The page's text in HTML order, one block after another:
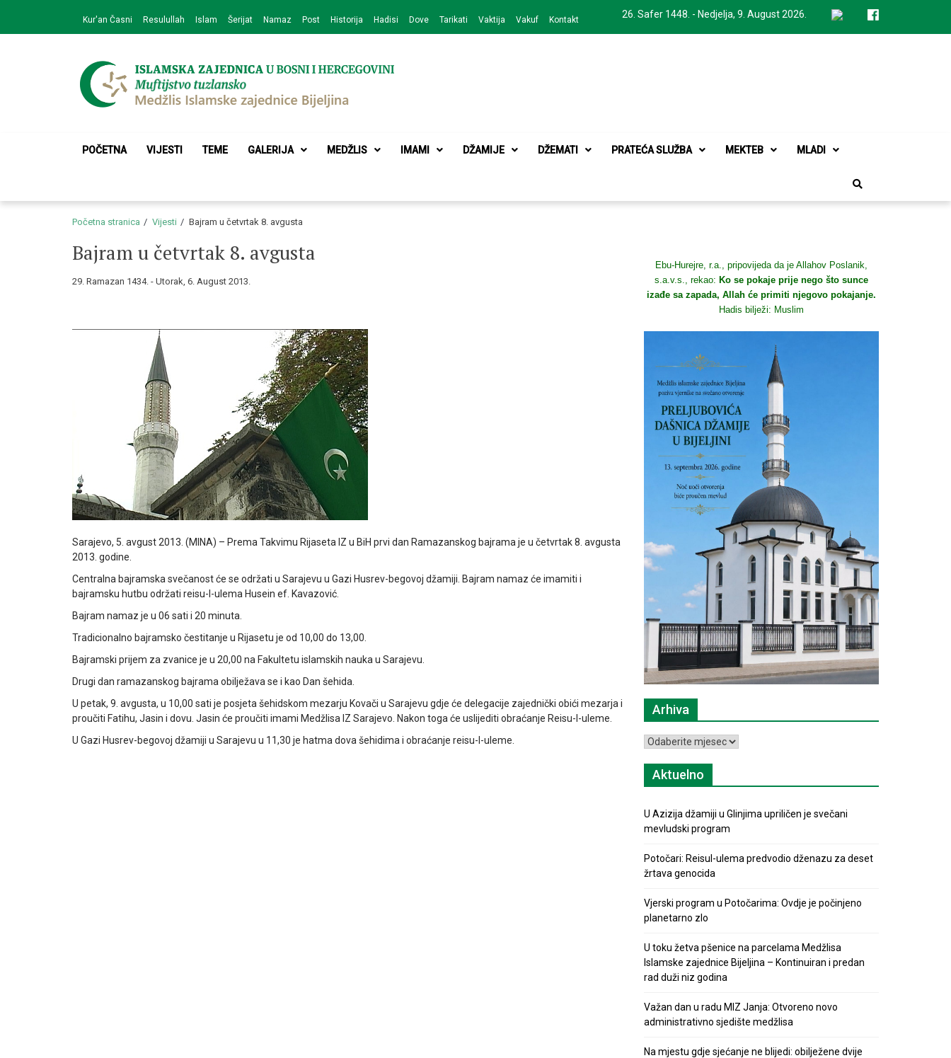
navigation
content
26. Safer 1448. - Nedjelja, 9. August 2026.
Kur'an Časni Resulullah Islam Šerijat Namaz Post Historija Hadisi Dove Tarikati Vaktija Vakuf Kontakt
Medžlis Islamske zajednice Bijeljina
POČETNA VIJESTI TEME GALERIJA MEDŽLIS IMAMI DŽAMIJE DŽEMATI PRATEĆA SLUŽBA MEKTEB MLADI
Početna stranica Vijesti Bajram u četvrtak 8. avgusta
Bajram u četvrtak 8. avgusta
29. Ramazan 1434. - Utorak, 6. August 2013.
Sarajevo, 5. avgust 2013. (MINA) – Prema Takvimu Rijaseta IZ u BiH prvi dan Ramazanskog bajrama je u četvrtak 8. avgusta
2013. godine.
Centralna bajramska svečanost će se održati u Sarajevu u Gazi Husrev-begovoj džamiji. Bajram namaz će imamiti i
bajramsku hutbu održati reisu-l-ulema Husein ef. Kavazović.
Bajram namaz je u 06 sati i 20 minuta.
Tradicionalno bajramsko čestitanje u Rijasetu je od 10,00 do 13,00.
Bajramski prijem za zvanice je u 20,00 na Fakultetu islamskih nauka u Sarajevu.
Drugi dan ramazanskog bajrama obilježava se i kao Dan šehida.
U petak, 9. avgusta, u 10,00 sati je posjeta šehidskom mezarju Kovači u Sarajevu gdje će delegacije zajednički obići mezarja i
proučiti Fatihu, Jasin i dovu. Jasin će proučiti imami Medžlisa IZ Sarajevo. Nakon toga će uslijediti obraćanje Reisu-l-uleme.
U Gazi Husrev-begovoj džamiji u Sarajevu u 11,30 je hatma dova šehidima i obraćanje reisu-l-uleme.
Ebu-Hurejre, r.a., pripovijeda da je Allahov Poslanik,
s.a.v.s., rekao: Ko se pokaje prije nego što sunce
izađe sa zapada, Allah će primiti njegovo pokajanje.
Hadis bilježi: Muslim
Arhiva
Arhiva
Aktuelno
U Azizija džamiji u Glinjima upriličen je svečani
mevludski program
Potočari: Reisul-ulema predvodio dženazu za deset
žrtava genocida
Vjerski program u Potočarima: Ovdje je počinjeno
planetarno zlo
U toku žetva pšenice na parcelama Medžlisa
Islamske zajednice Bijeljina – Kontinuiran i predan
rad duži niz godina
Važan dan u radu MIZ Janja: Otvoreno novo
administrativno sjedište medžlisa
Na mjestu gdje sjećanje ne blijedi: obilježene dvije